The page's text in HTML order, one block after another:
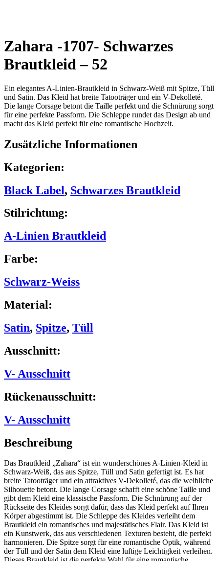
Zahara -1707- Schwarzes
Brautkleid – 52
Ein elegantes A-Linien-Brautkleid in Schwarz-Weiß mit Spitze, Tüll
und Satin. Das Kleid hat breite Tatooträger und ein V-Dekolleté.
Die lange Corsage betont die Taille perfekt und die Schnürung sorgt
für eine perfekte Passform. Die Schleppe rundet das Design ab und
macht das Kleid perfekt für eine romantische Hochzeit.
Zusätzliche Informationen
Kategorien:
Black Label, Schwarzes Brautkleid
Stilrichtung:
A-Linien Brautkleid
Farbe:
Schwarz-Weiss
Material:
Satin, Spitze, Tüll
Ausschnitt:
V- Ausschnitt
Rückenausschnitt:
V- Ausschnitt
Beschreibung
Das Brautkleid „Zahara“ ist ein wunderschönes A-Linien-Kleid in
Schwarz-Weiß, das aus Spitze, Tüll und Satin gefertigt ist. Es hat
breite Tatooträger und ein attraktives V-Dekolleté, das die weibliche
Silhouette betont. Die lange Corsage schafft eine schöne Taille und
gibt dem Kleid eine klassische Passform. Die Schnürung auf der
Rückseite des Kleides sorgt dafür, dass das Kleid perfekt auf Ihren
Körper abgestimmt ist. Die Schleppe des Kleides verleiht dem
Brautkleid ein romantisches und majestätisches Flair. Das Kleid ist
ein Kunstwerk, das aus verschiedenen Texturen besteht, die perfekt
harmonieren. Die Spitze sorgt für eine romantische Optik, während
der Tüll und der Satin dem Kleid eine luftige Leichtigkeit verleihen.